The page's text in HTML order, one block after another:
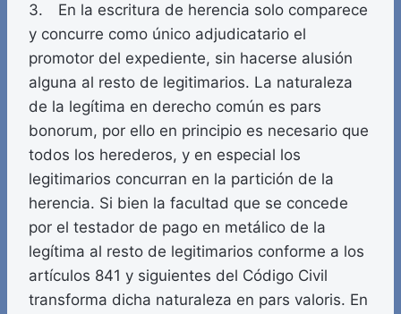
3. En la escritura de herencia solo comparece
y concurre como único adjudicatario el
promotor del expediente, sin hacerse alusión
alguna al resto de legitimarios. La naturaleza
de la legítima en derecho común es pars
bonorum, por ello en principio es necesario que
todos los herederos, y en especial los
legitimarios concurran en la partición de la
herencia. Si bien la facultad que se concede
por el testador de pago en metálico de la
legítima al resto de legitimarios conforme a los
artículos 841 y siguientes del Código Civil
transforma dicha naturaleza en pars valoris. En